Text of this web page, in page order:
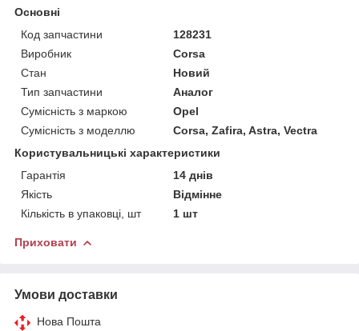
Основні
Код запчастини
128231
Виробник
Corsa
Стан
Новий
Тип запчастини
Аналог
Сумісність з маркою
Opel
Сумісність з моделлю
Corsa, Zafira, Astra, Vectra
Користувальницькі характеристики
Гарантія
14 днів
Якість
Відмінне
Кількість в упаковці, шт
1 шт
Приховати
Умови доставки
Нова Пошта